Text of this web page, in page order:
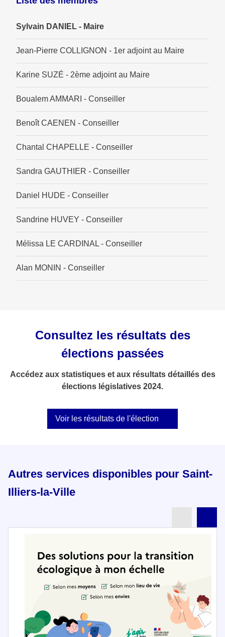
Sylvain DANIEL - Maire
Jean-Pierre COLLIGNON - 1er adjoint au Maire
Karine SUZÉ - 2ème adjoint au Maire
Boualem AMMARI - Conseiller
Benoît CAENEN - Conseiller
Chantal CHAPELLE - Conseiller
Sandra GAUTHIER - Conseiller
Daniel HUDE - Conseiller
Sandrine HUVEY - Conseiller
Mélissa LE CARDINAL - Conseiller
Alan MONIN - Conseiller
Consultez les résultats des
élections passées
Accédez aux statistiques et aux résultats détaillés des
élections législatives 2024.
Voir les résultats de l'élection
Autres services disponibles pour Saint-
Illiers-la-Ville